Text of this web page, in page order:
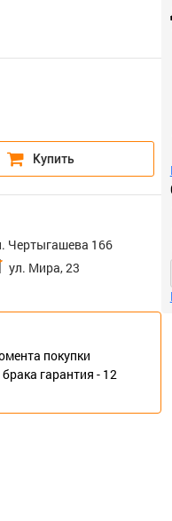
Чертыгашева 166
ул. Мира, 23
покупки
гарантия - 12